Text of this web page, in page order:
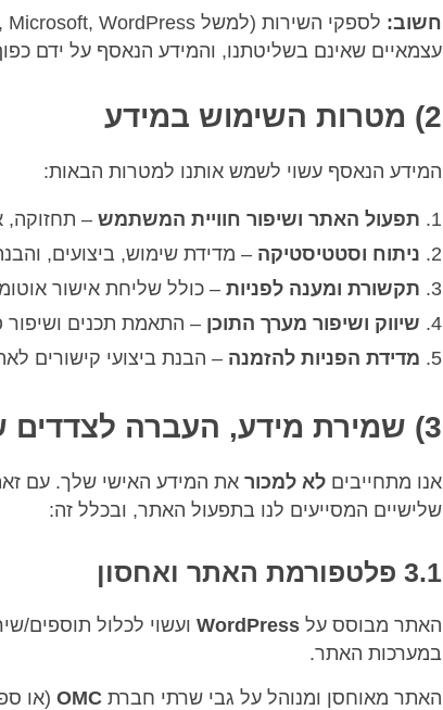
חשוב:
עצמאיים שאינם בשליטתנו, והמידע הנאסף על ידם
2) מטרות השימוש במידע
המידע הנאסף עשוי לשמש אותנו למטרות הבאות:
תפעול האתר ושיפור חוויית המשתמש – תחזוקה,
ניתוח וסטטיסטיקה – מדידת שימוש, ביצועים,
תקשורת ומענה לפניות – כולל שליחת אישור
שיווק ושיפור מערך התוכן – התאמת תכנים ושיפור
מדידת הפניות להזמנה – הבנת ביצועי קישורים
3) שמירת מידע, העברה לצדדים שלישיים ואתרי צד ג'
אנו מתחייבים לא למכור את המידע האישי שלך. עם
שלישיים המסייעים לנו בתפעול האתר, ובכלל זה:
3.1 פלטפורמת האתר ואחסון
האתר מבוסס על WordPress ועשוי לכלול תוספים/
במערכות האתר.
האתר מאוחסן ומנוהל על גבי שרתי חברת OMC (או